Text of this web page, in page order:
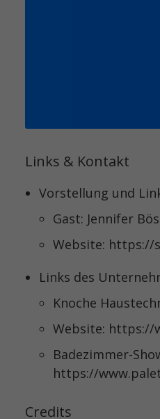
Links & Kontakt
Vorstellung und
Gast: Jennifer
Website: https://
Links des
Knoche
Website: https://
Badezimmer-
https://
Credits